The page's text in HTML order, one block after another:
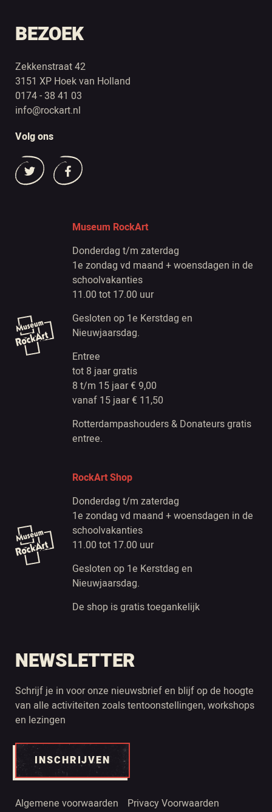
BEZOEK
Zekkenstraat 42
3151 XP Hoek van Holland
0174 - 38 41 03
info@rockart.nl
Volg ons
Museum RockArt
Donderdag t/m zaterdag
1e zondag vd maand + woensdagen in de
schoolvakanties
11.00 tot 17.00 uur
Gesloten op 1e Kerstdag en
Nieuwjaarsdag.
Entree
tot 8 jaar gratis
8 t/m 15 jaar € 9,00
vanaf 15 jaar € 11,50
Rotterdampashouders & Donateurs gratis
entree.
RockArt Shop
Donderdag t/m zaterdag
1e zondag vd maand + woensdagen in de
schoolvakanties
11.00 tot 17.00 uur
Gesloten op 1e Kerstdag en
Nieuwjaarsdag.
De shop is gratis toegankelijk
NEWSLETTER
Schrijf je in voor onze nieuwsbrief en blijf op de hoogte
van alle activiteiten zoals tentoonstellingen, workshops
en lezingen
INSCHRIJVEN
Algemene voorwaarden Privacy Voorwaarden